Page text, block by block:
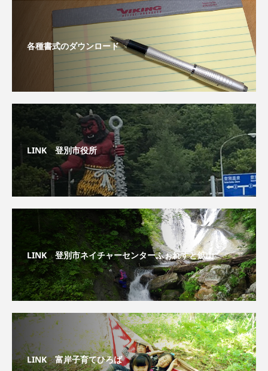
各種書式のダウンロード
LINK 登別市役所
LINK 登別市ネイチャーセンターふぉれすと鉱山
LINK 富岸子育てひろば